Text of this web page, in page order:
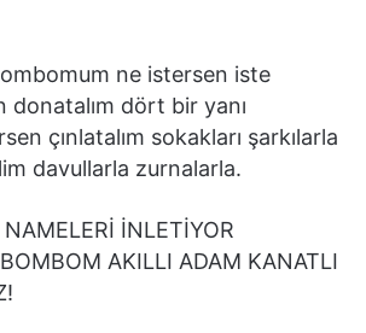
ne istersen iste
donatalım dört bir yanı
çınlatalım sokakları şarkılarla
davullarla zurnalarla.
İNLETİYOR
AKILLI ADAM KANATLI